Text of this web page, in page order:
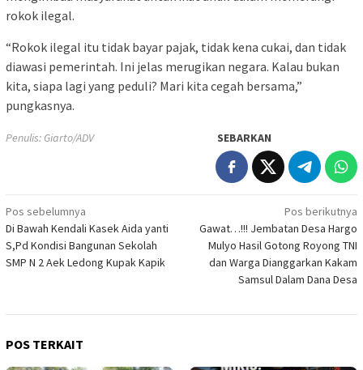
rokok ilegal.
“Rokok ilegal itu tidak bayar pajak, tidak kena cukai, dan tidak
diawasi pemerintah. Ini jelas merugikan negara. Kalau bukan
kita, siapa lagi yang peduli? Mari kita cegah bersama,”
pungkasnya.
Penulis: Giarto/ADV SEBARKAN
Navigasi
pos
Pos sebelumnya
Di Bawah Kendali Kasek Aida yanti
S,Pd Kondisi Bangunan Sekolah
SMP N 2 Aek Ledong Kupak Kapik
Pos berikutnya
Gawat…!!! Jembatan Desa Hargo
Mulyo Hasil Gotong Royong TNI
dan Warga Dianggarkan Kakam
Samsul Dalam Dana Desa
POS TERKAIT